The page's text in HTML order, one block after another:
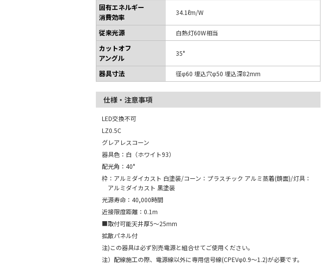
固有エネルギー
消費効率
34.1ℓm/W
従来光源 白熱灯60W相当
カットオフ
アングル
35°
器具寸法 径φ60 埋込穴φ50 埋込深82mm
仕様・注意事項
LED交換不可
LZ0.5C
グレアレスコーン
器具色：白（ホワイト93）
配光角：40°
枠：アルミダイカスト 白塗装/コーン：プラスチック アルミ蒸着(鏡面)/灯具：
アルミダイカスト 黒塗装
光源寿命：40,000時間
近接限度距離：0.1m
■取付可能天井厚5～25mm
拡散パネル付
注)この器具は必ず別売電源と組合せてご使用ください。
注）配線施工の際、電源線以外に専用信号線(CPEVφ0.9～1.2)が必要です。